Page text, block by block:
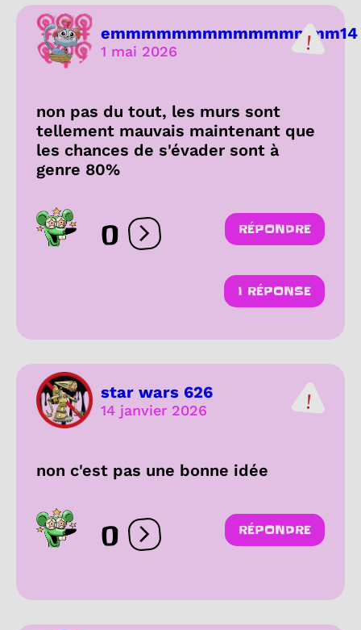
emmmmmmmmmmmmmmm14
1 mai 2026
non pas du tout, les murs sont
tellement mauvais maintenant que
les chances de s'évader sont à
genre 80%
0 Ouvrir les réactions
RÉPONDRE
1 RÉPONSE
star wars 626
14 janvier 2026
non c'est pas une bonne idée
0 Ouvrir les réactions
RÉPONDRE